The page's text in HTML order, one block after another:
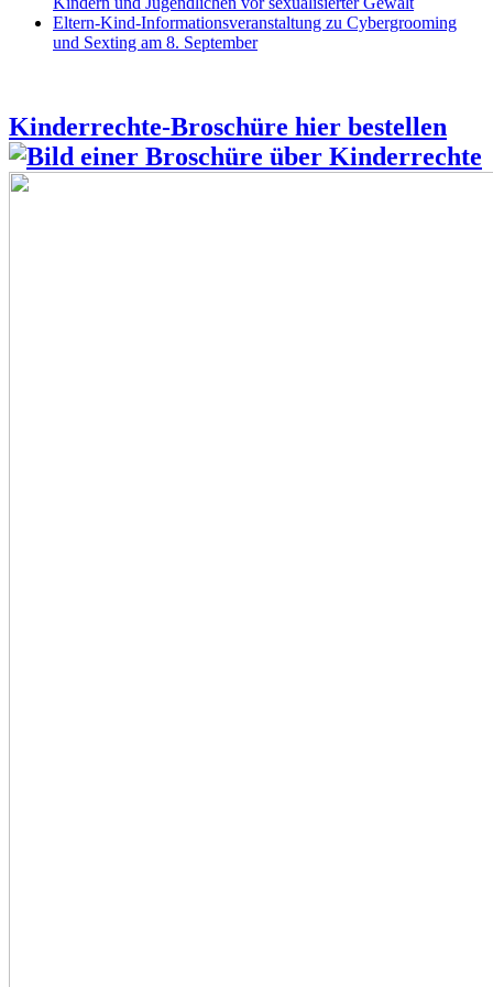
Eltern-Kind-Informationsveranstaltung zu Cybergrooming
und Sexting am 8. September
Kinderrechte-Broschüre hier bestellen